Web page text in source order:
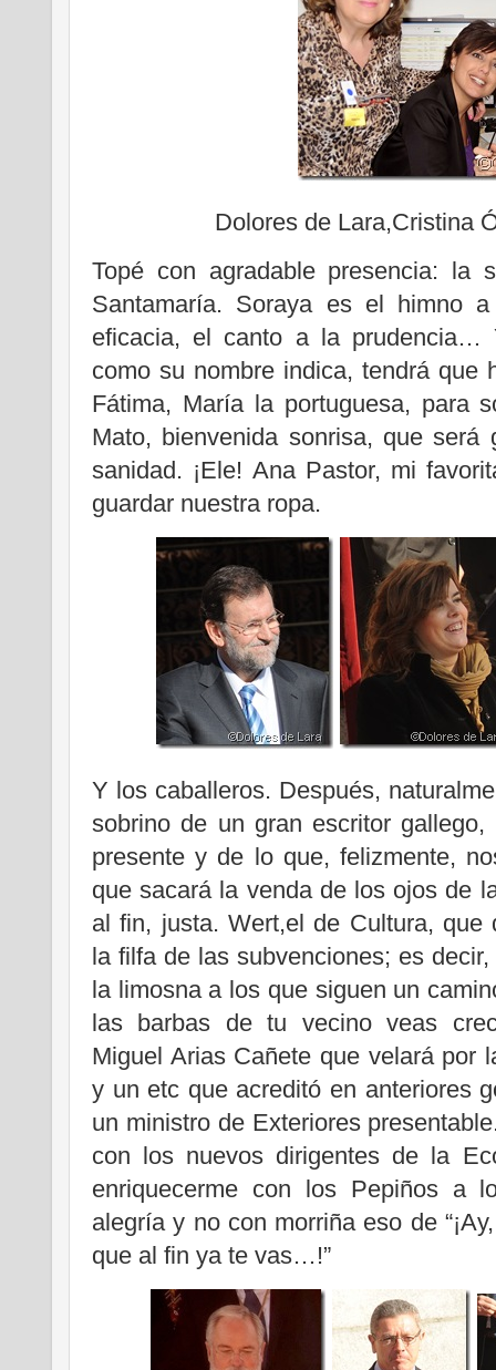
Dolores de Lara,Cristina
Topé con agradable presencia: la
Santamaría. Soraya es el himno
eficacia, el canto a la prudencia…
como su nombre indica, tendrá que
Fátima, María la portuguesa, para
Mato, bienvenida sonrisa, que será
sanidad. ¡Ele! Ana Pastor, mi
guardar nuestra ropa.
Y los caballeros. Después,
sobrino de un gran escritor
presente y de lo que, felizmente,
que sacará la venda de los ojos de
al fin, justa. Wert,el de Cultura, que
la filfa de las subvenciones; es
la limosna a los que siguen un
las barbas de tu vecino veas
Miguel Arias Cañete que velará por
y un etc que acreditó en anteriores
un ministro de Exteriores
con los nuevos dirigentes de la
enriquecerme con los Pepiños a
alegría y no con morriña eso de
que al fin ya te vas…!”